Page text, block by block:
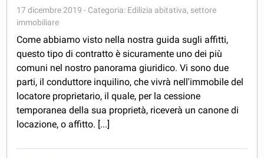
17 dicembre 2019 - Categoria: Edilizia abitativa, settore
immobiliare
Come abbiamo visto nella nostra guida sugli affitti,
questo tipo di contratto è sicuramente uno dei più
comuni nel nostro panorama giuridico. Vi sono due
parti, il conduttore inquilino, che vivrà nell'immobile del
locatore proprietario, il quale, per la cessione
temporanea della sua proprietà, riceverà un canone di
locazione, o affitto. [...]